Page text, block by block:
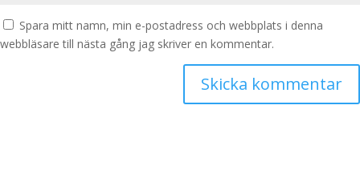
Spara mitt namn, min e-postadress och webbplats i denna
webbläsare till nästa gång jag skriver en kommentar.